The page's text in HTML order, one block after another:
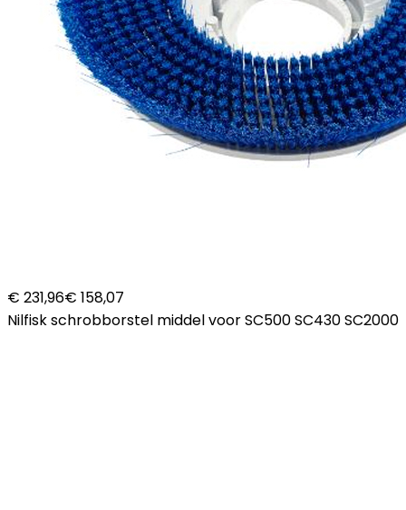
€ 231,96€ 158,07
Nilfisk schrobborstel middel voor SC500 SC430 SC2000